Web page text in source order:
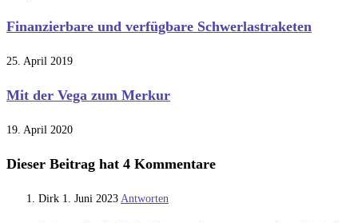
Finanzierbare und verfügbare Schwerlastraketen
25. April 2019
Mit der Vega zum Merkur
19. April 2020
Dieser Beitrag hat 4 Kommentare
Dirk 1. Juni 2023 Antworten